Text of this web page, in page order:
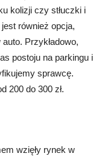
kolizji czy stłuczki i
również opcja,
Przykładowo,
postoju na parkingu i
sprawcę.
200 do 300 zł.
wzięły rynek w